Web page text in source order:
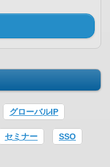
グローバルIP
セミナー SSO